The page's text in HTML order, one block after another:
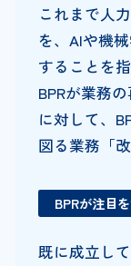
これまで人
を、AIや機
することを指
BPRが業務
に対して、
図る業務「
BPRが注目
既に成立し